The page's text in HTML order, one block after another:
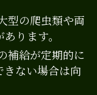
型の爬虫類や両
ります。
補給が定期的に
ない場合は向